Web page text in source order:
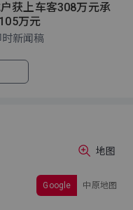
获上车客308万元承
万元
时新闻稿
Google 中原地图
地图